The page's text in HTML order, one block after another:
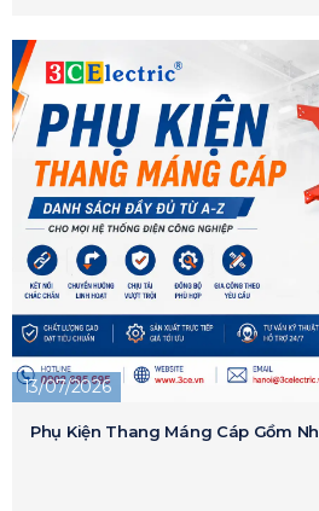
13/07/2026
Phụ Kiện Thang Máng Cáp Gồm